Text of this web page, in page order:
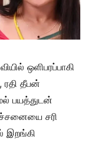
ஒளிபரப்பாகி
ரதி தீபன்
பயத்துடன்
சரி
இறங்கி